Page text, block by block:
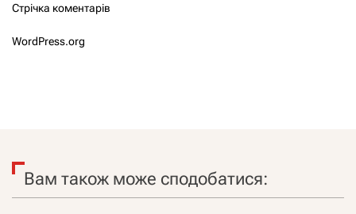
Стрічка коментарів
WordPress.org
Вам також може сподобатися: